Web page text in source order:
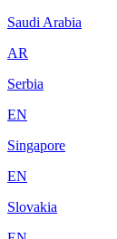
Saudi Arabia
AR
Serbia
EN
Singapore
EN
Slovakia